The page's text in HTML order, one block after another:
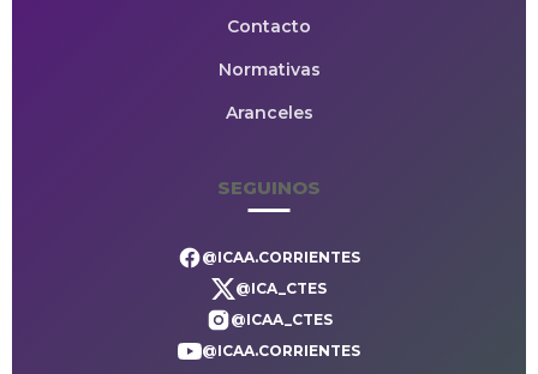
Contacto
Normativas
Aranceles
SEGUINOS
@ICAA.CORRIENTES
@ICA_CTES
@ICAA_CTES
@ICAA.CORRIENTES